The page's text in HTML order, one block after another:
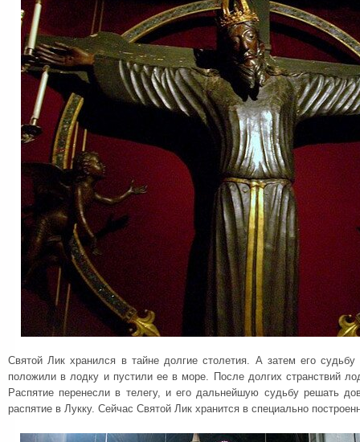
Святой Лик хранился в тайне долгие столетия. А затем его
положили в лодку и пустили ее в море. После долгих странствий
Распятие перенесли в телегу, и его дальнейшую судьбу решать
распятие в Лукку. Сейчас Святой Лик хранится в специально